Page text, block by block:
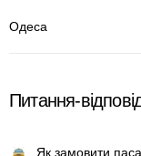
Одеса
Питання-
Як замовити